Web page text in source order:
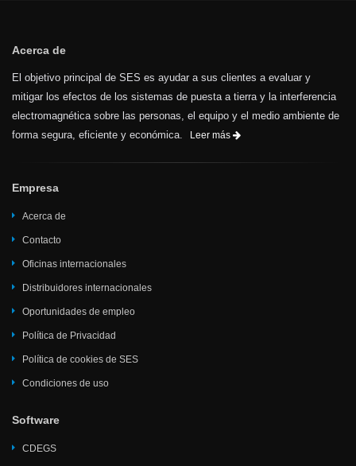
Acerca de
El objetivo principal de SES es ayudar a sus clientes a evaluar y
mitigar los efectos de los sistemas de puesta a tierra y la interferencia
electromagnética sobre las personas, el equipo y el medio ambiente de
forma segura, eficiente y económica.
Leer más
Empresa
Acerca de
Contacto
Oficinas internacionales
Distribuidores internacionales
Oportunidades de empleo
Política de Privacidad
Política de cookies de SES
Condiciones de uso
Software
CDEGS